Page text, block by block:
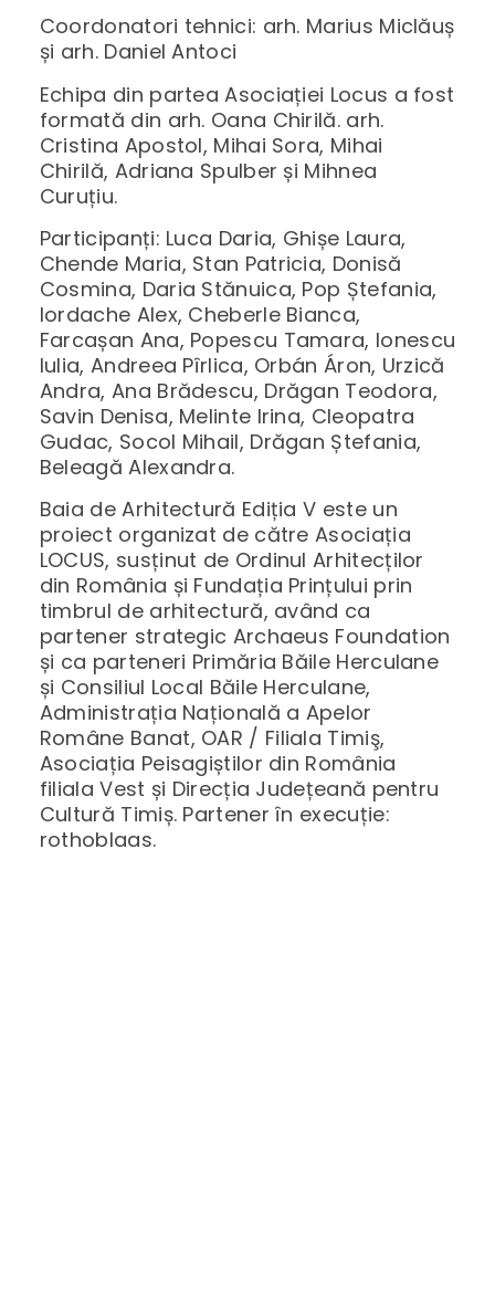
Coordonatori tehnici: arh. Marius Miclăuș
și arh. Daniel Antoci
Echipa din partea Asociației Locus a fost
formată din arh. Oana Chirilă. arh.
Cristina Apostol, Mihai Sora, Mihai
Chirilă, Adriana Spulber și Mihnea
Curuțiu.
Participanți: Luca Daria, Ghișe Laura,
Chende Maria, Stan Patricia, Donisă
Cosmina, Daria Stănuica, Pop Ștefania,
Iordache Alex, Cheberle Bianca,
Farcașan Ana, Popescu Tamara, Ionescu
Iulia, Andreea Pîrlica, Orbán Áron, Urzică
Andra, Ana Brădescu, Drăgan Teodora,
Savin Denisa, Melinte Irina, Cleopatra
Gudac, Socol Mihail, Drăgan Ștefania,
Beleagă Alexandra.
Baia de Arhitectură Ediția V este un
proiect organizat de către Asociația
LOCUS, susținut de Ordinul Arhitecților
din România și Fundația Prințului prin
timbrul de arhitectură, având ca
partener strategic Archaeus Foundation
și ca parteneri Primăria Băile Herculane
și Consiliul Local Băile Herculane,
Administrația Națională a Apelor
Române Banat, OAR / Filiala Timiş,
Asociația Peisagiștilor din România
filiala Vest și Direcția Județeană pentru
Cultură Timiș. Partener în execuție:
rothoblaas.